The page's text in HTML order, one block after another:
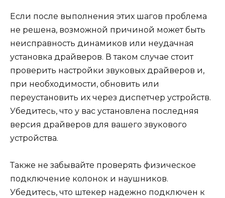
Если после выполнения этих шагов проблема
не решена, возможной причиной может быть
неисправность динамиков или неудачная
установка драйверов. В таком случае стоит
проверить настройки звуковых драйверов и,
при необходимости, обновить или
переустановить их через диспетчер устройств.
Убедитесь, что у вас установлена последняя
версия драйверов для вашего звукового
устройства.
Также не забывайте проверять физическое
подключение колонок и наушников.
Убедитесь, что штекер надежно подключен к